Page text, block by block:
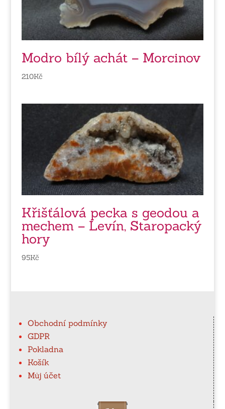
Modro bílý achát – Morcinov
210Kč
Křišťálová pecka s geodou a
mechem – Levín, Staropacký
hory
95Kč
Obchodní podmínky
GDPR
Pokladna
Košík
Můj účet